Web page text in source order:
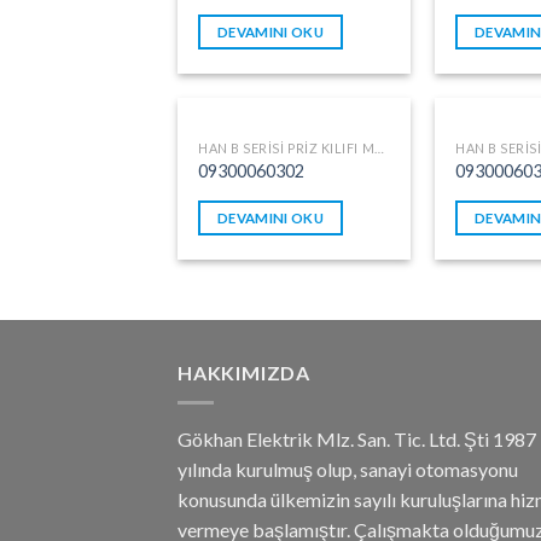
DEVAMINI OKU
09300060302
DEVAMINI OKU
HAKKIMIZDA
Gökhan Elektrik Mlz. San. Tic. Ltd. Şti 1987
yılında kurulmuş olup, sanayi otomasyonu
konusunda ülkemizin sayılı kuruluşlarına
vermeye başlamıştır. Çalışmakta